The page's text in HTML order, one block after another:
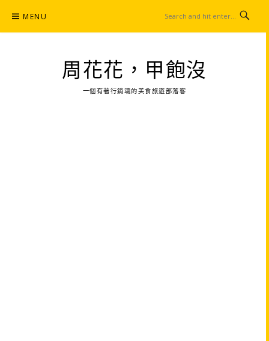
content
MENU
周花花，甲飽沒
一個有著行銷魂的美食旅遊部落客